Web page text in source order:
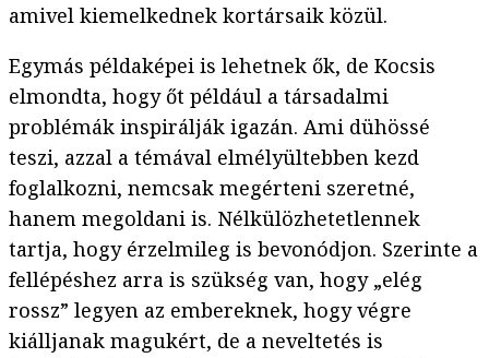
amivel kiemelkednek kortársaik közül.
Egymás példaképei is lehetnek ők, de Kocsis
elmondta, hogy őt például a társadalmi
problémák inspirálják igazán. Ami dühössé
teszi, azzal a témával elmélyültebben kezd
foglalkozni, nemcsak megérteni szeretné,
hanem megoldani is. Nélkülözhetetlennek
tartja, hogy érzelmileg is bevonódjon. Szerinte a
fellépéshez arra is szükség van, hogy „elég
rossz” legyen az embereknek, hogy végre
kiálljanak magukért, de a neveltetés is